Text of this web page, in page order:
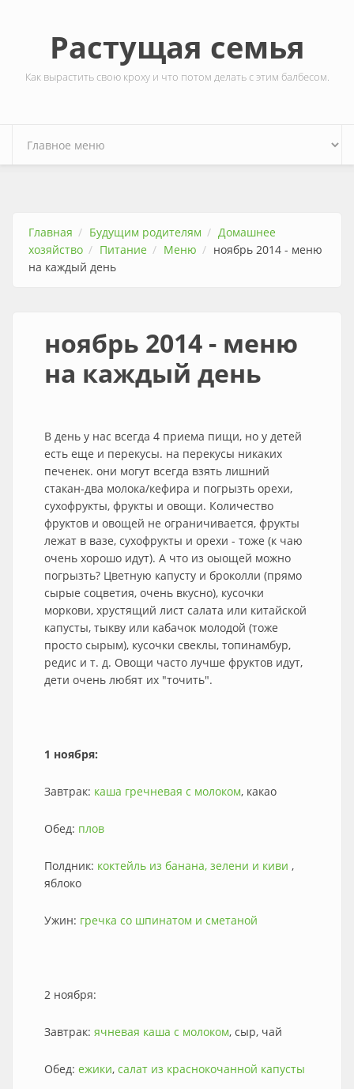
Растущая семья
Как вырастить свою кроху и что потом делать с этим балбесом.
Главная Будущим родителям
Домашнее
хозяйство
Питание Меню
ноябрь 2014 - меню
на каждый день
ноябрь 2014 - меню
на каждый день
В день у нас всегда 4 приема пищи, но у детей
есть еще и перекусы. на перекусы никаких
печенек. они могут всегда взять лишний
стакан-два молока/кефира и погрызть орехи,
сухофрукты, фрукты и овощи. Количество
фруктов и овощей не ограничивается, фрукты
лежат в вазе, сухофрукты и орехи - тоже (к чаю
очень хорошо идут). А что из оыощей можно
погрызть? Цветную капусту и броколли (прямо
сырые соцветия, очень вкусно), кусочки
моркови, хрустящий лист салата или китайской
капусты, тыкву или кабачок молодой (тоже
просто сырым), кусочки свеклы, топинамбур,
редис и т. д. Овощи часто лучше фруктов идут,
дети очень любят их "точить".
1 ноября:
Завтрак: каша гречневая с молоком, какао
Обед: плов
Полдник: коктейль из банана, зелени и киви ,
яблоко
Ужин: гречка со шпинатом и сметаной
2 ноября:
Завтрак: ячневая каша с молоком, сыр, чай
Обед: ежики, салат из краснокочанной капусты